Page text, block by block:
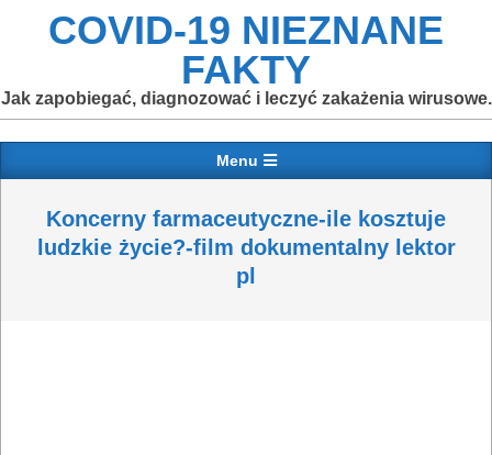
COVID-19 NIEZNANE
FAKTY
Jak zapobiegać, diagnozować i leczyć zakażenia wirusowe.
Navigation
Menu
Koncerny farmaceutyczne-ile kosztuje
ludzkie życie?-film dokumentalny lektor
pl